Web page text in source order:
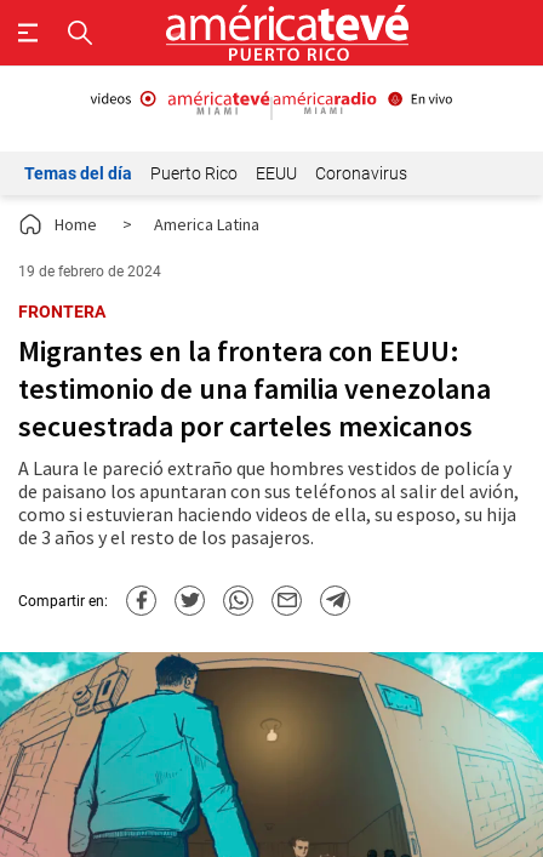
Temas del día Puerto Rico EEUU Coronavirus
Home > America Latina
19 de febrero de 2024
FRONTERA
Migrantes en la frontera con EEUU:
testimonio de una familia venezolana
secuestrada por carteles mexicanos
A Laura le pareció extraño que hombres vestidos de policía y
de paisano los apuntaran con sus teléfonos al salir del avión,
como si estuvieran haciendo videos de ella, su esposo, su hija
de 3 años y el resto de los pasajeros.
Compartir en: